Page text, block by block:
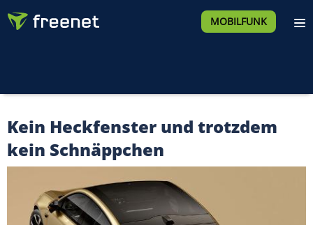
MOBILFUNK
Kein Heckfenster und trotzdem
kein Schnäppchen